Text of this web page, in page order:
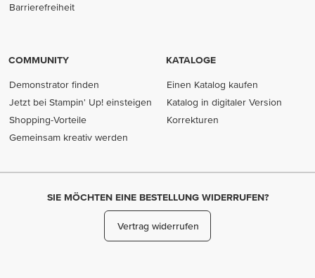
Barrierefreiheit
COMMUNITY
Demonstrator finden
Jetzt bei Stampin' Up! einsteigen
Shopping-Vorteile
Gemeinsam kreativ werden
KATALOGE
Einen Katalog kaufen
Katalog in digitaler Version
Korrekturen
SIE MÖCHTEN EINE BESTELLUNG WIDERRUFEN?
Vertrag widerrufen